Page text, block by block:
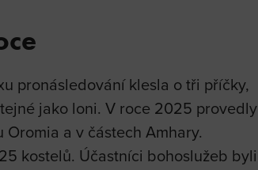
pronásledování klesla o tři příčky,
jako loni. V roce 2025 provedly
a v částech Amhary.
kostelů. Účastníci bohoslužeb byli